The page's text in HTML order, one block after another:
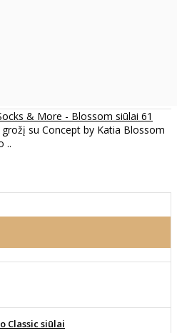
& More - Blossom siūlai 61
su Concept by Katia Blossom
..
Classic siūlai